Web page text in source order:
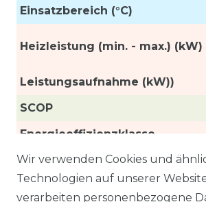
Einsatzbereich (°C)
Heizleistung (min. - max.) (kW)
Leistungsaufnahme (kW))
SCOP
Energieeffizienzklasse
Einsatzbereich (°C)
Bezeichnung Innengeräte
Wir verwenden Cookies und
Technologien auf unserer
verarbeiten personenbezogene